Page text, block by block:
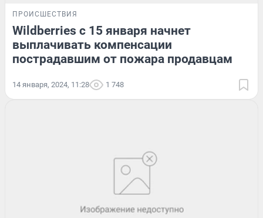
ПРОИСШЕСТВИЯ
Wildberries с 15 января начнет
выплачивать компенсации
пострадавшим от пожара продавцам
14 января, 2024, 11:28 1 748